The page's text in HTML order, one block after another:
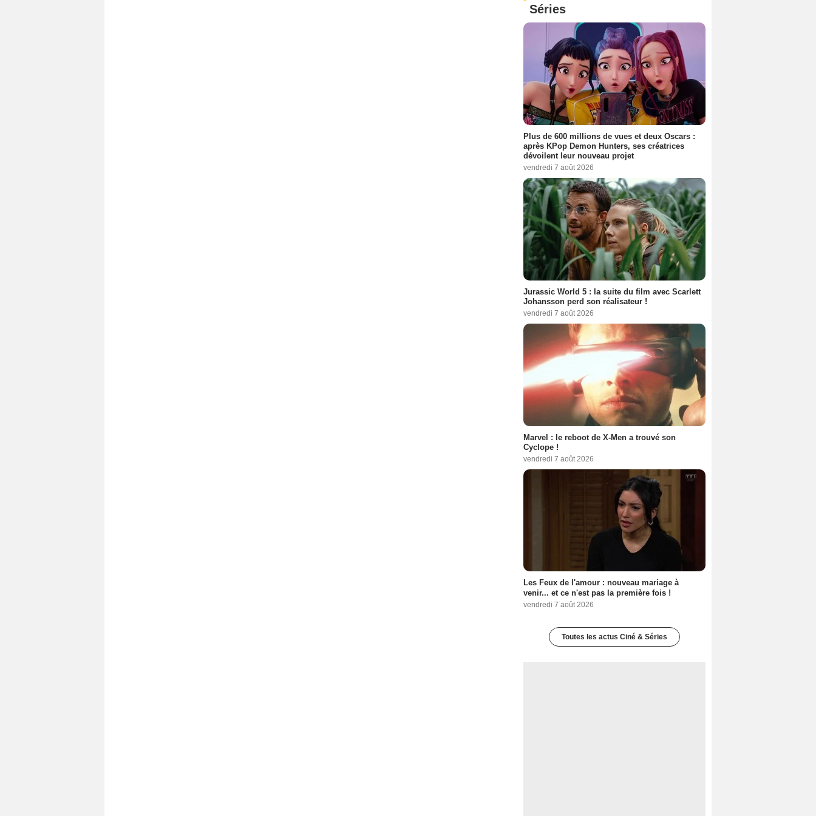
Séries
Plus de 600 millions de vues et deux Oscars :
après KPop Demon Hunters, ses créatrices
dévoilent leur nouveau projet
vendredi 7 août 2026
Jurassic World 5 : la suite du film avec Scarlett
Johansson perd son réalisateur !
vendredi 7 août 2026
Marvel : le reboot de X-Men a trouvé son
Cyclope !
vendredi 7 août 2026
Les Feux de l'amour : nouveau mariage à
venir... et ce n'est pas la première fois !
vendredi 7 août 2026
Toutes les actus Ciné & Séries